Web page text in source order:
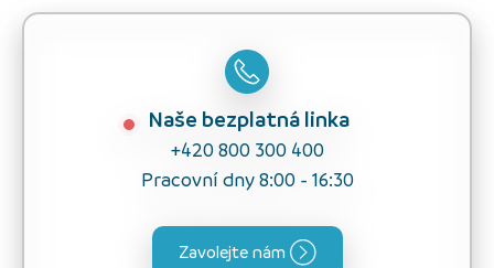
Naše bezplatná linka
+420 800 300 400
Pracovní dny 8:00 - 16:30
Zavolejte nám